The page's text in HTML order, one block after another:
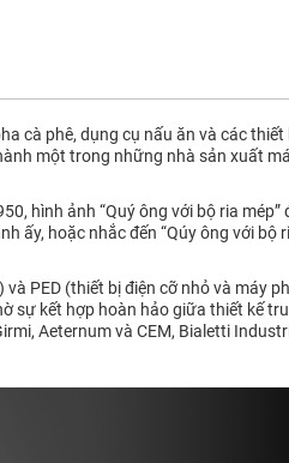
cà phê, dụng cụ nấu ăn và các thiết
một trong những nhà sản xuất
hình ảnh “Quý ông với bộ ria
ấy, hoặc nhắc đến “Qúy ông với bộ
PED (thiết bị điện cỡ nhỏ và máy
sự kết hợp hoàn hảo giữa thiết kế
Aeternum và CEM, Bialetti